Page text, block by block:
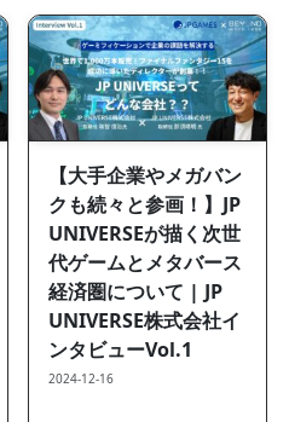
【大手企業やメガバン
クも続々と参画！】JP
UNIVERSEが描く次世
代ゲームとメタバース
経済圏について | JP
UNIVERSE株式会社イ
ンタビューVol.1
2024-12-16